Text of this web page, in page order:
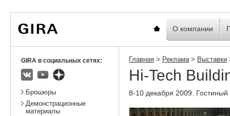
Главная
О компании
Главная > Реклама > Выставки
Hi-Tech
8-10 декабря 2009. Гостиный
GIRA в социальных сетях:
Подразделы
Брошюры
Демонстрационные
материалы